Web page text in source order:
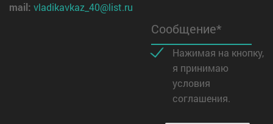
mail: vladikavkaz_40@list.ru
Сообщение*
Нажимая на кнопку,
я принимаю
условия
соглашения.